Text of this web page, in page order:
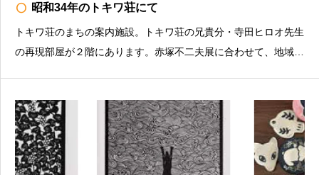
radio_button_unchecked 昭和34年のトキワ荘にて
トキワ荘のまちの案内施設。トキワ荘の兄貴分・寺田ヒロオ先生
の再現部屋が２階にあります。赤塚不二夫展に合わせて、地域と
み処とナマちゃん〜」トキワ荘通りお休み処は以前はお米屋